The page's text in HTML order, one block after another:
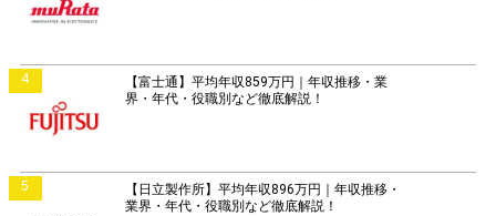
4
【富士通】平均年収859万円｜年収推移・業
界・年代・役職別など徹底解説！
5
【日立製作所】平均年収896万円｜年収推移・
業界・年代・役職別など徹底解説！